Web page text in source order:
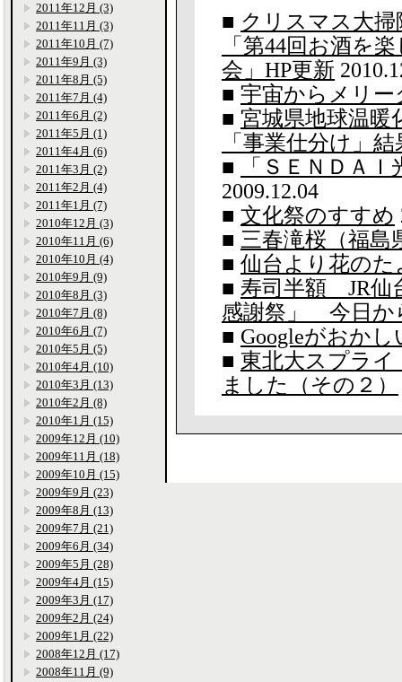
■ クリスマス大掃
「第44回お酒を
会」HP更新
■ 宇宙からメリ
■ 宮城県地球温暖
「事業仕分け」
■
「ＳＥＮＤＡ
2009.12.04
■ 文化祭のすすめ
■ 三春滝桜（福島
■ 仙台より花のた
■ 寿司半額 JR仙
感謝祭」 今日か
■ Googleがおか
■ 東北大スプライ
ました（その２）
2011年12月 (3)
2011年11月 (3)
2011年10月 (7)
2011年9月 (3)
2011年8月 (5)
2011年7月 (4)
2011年6月 (2)
2011年5月 (1)
2011年4月 (6)
2011年3月 (2)
2011年2月 (4)
2011年1月 (7)
2010年12月 (3)
2010年11月 (6)
2010年10月 (4)
2010年9月 (9)
2010年8月 (3)
2010年7月 (8)
2010年6月 (7)
2010年5月 (5)
2010年4月 (10)
2010年3月 (13)
2010年2月 (8)
2010年1月 (15)
2009年12月 (10)
2009年11月 (18)
2009年10月 (15)
2009年9月 (23)
2009年8月 (13)
2009年7月 (21)
2009年6月 (34)
2009年5月 (28)
2009年4月 (15)
2009年3月 (17)
2009年2月 (24)
2009年1月 (22)
2008年12月 (17)
2008年11月 (9)